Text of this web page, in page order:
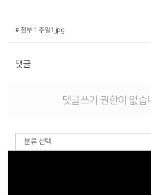
# 첨부 1.주일1.jpg
댓글
댓글쓰기 권한이 없습